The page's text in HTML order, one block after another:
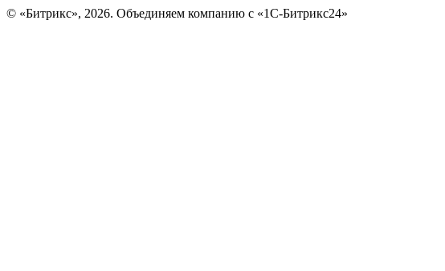
© «Битрикс», 2026. Объединяем компанию с «1С-Битрикс24»